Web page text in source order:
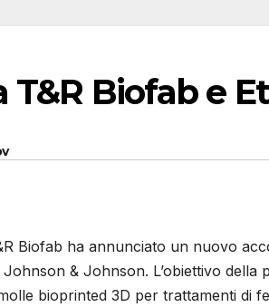
T&R Biofab e
Biofab ha annunciato un nuovo
Johnson & Johnson. L’obiettivo
bioprinted 3D per trattamenti di